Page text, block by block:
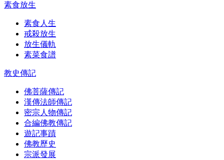
素食放生
素食人生
戒殺放生
放生儀軌
素菜食譜
教史傳記
佛菩薩傳記
漢傳法師傳記
密宗人物傳記
合編佛教傳記
遊記事蹟
佛教歷史
宗派發展